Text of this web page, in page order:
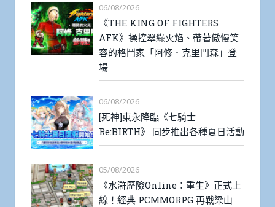
06/08/2026
《THE KING OF FIGHTERS
AFK》操控翠綠火焰、帶著傲慢笑
容的格鬥家「阿修．克里門森」登
場
06/08/2026
[死神]東永降臨《七騎士
Re:BIRTH》 同步推出各種夏日活動
05/08/2026
《水滸歷險Online：重生》正式上
線！經典 PCMMORPG 再戰梁山